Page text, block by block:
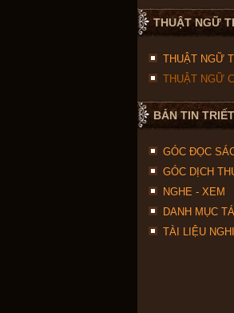
THUẬT NGỮ
THUẬT NGỮ
THUẬT NGỮ
BẢN TIN
GÓC ĐỌC
GÓC DỊCH
NGHE - XEM
DANH MỤC
TÀI LIỆU